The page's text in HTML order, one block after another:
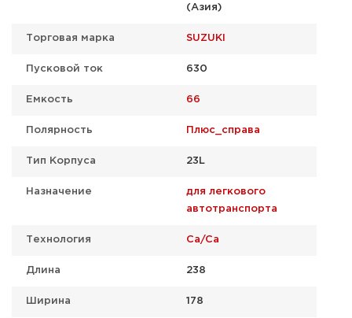
(Азия)
Торговая марка SUZUKI
Пусковой ток 630
Емкость 66
Полярность Плюс_справа
Тип Корпуса 23L
Назначение
для легкового
автотранспорта
Технология Ca/Ca
Длина 238
Ширина 178